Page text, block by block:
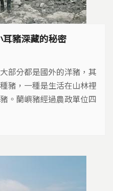
豬深藏的秘密
部分都是國外的洋豬，其
豬，一種是生活在山林裡
。蘭嶼豬經過農政單位四
的實驗動物，牠的基因，